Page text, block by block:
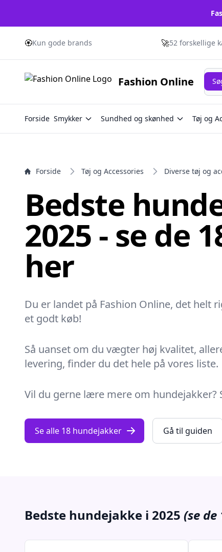
🏵️Kun gode brands 🚀52 forskellige
Fashion Online
Søg
Forside Smykker Sundhed og skønhed Tøj og
Forside Tøj og Accessories Diverse tøj og
Bedste
2025 - se de
her
Du er landet på Fashion Online, det helt
et godt køb!
Så uanset om du vægter høj kvalitet,
levering, finder du det hele på vores liste.
Vil du gerne lære mere om hundejakker?
Se alle 18 hundejakker Gå til guiden
Bedste hundejakke i 2025 (se de